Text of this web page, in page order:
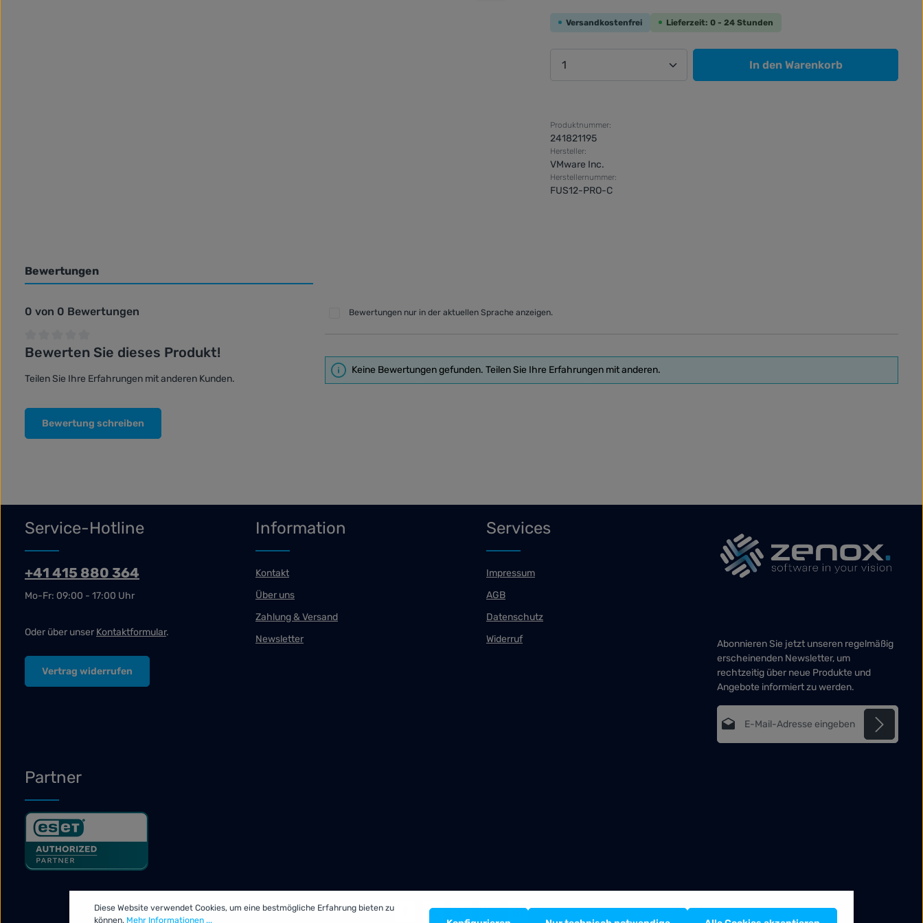
Versandkostenfrei Lieferzeit: 0 - 24 Stunden
Produkt Anzahl: Gib den gewünschten Wert
In den Warenkorb
Produktnummer:
241821195
Hersteller:
VMware Inc.
Herstellernummer:
FUS12-PRO-C
Bewertungen
0 von 0 Bewertungen
Durchschnittliche Bewertung von 0 von 5 Sternen
Bewerten Sie dieses Produkt!
Teilen Sie Ihre Erfahrungen mit anderen Kunden.
Bewertung schreiben
Bewertungen nur in der aktuellen Sprache anzeigen.
Keine Bewertungen gefunden. Teilen Sie Ihre Erfahrungen mit anderen.
Service-Hotline
+41 415 880 364
Mo-Fr: 09:00 - 17:00 Uhr
Oder über unser Kontaktformular.
Vertrag widerrufen
Information
Kontakt
Über uns
Zahlung & Versand
Newsletter
Services
Impressum
AGB
Datenschutz
Widerruf
Abonnieren Sie jetzt unseren regelmäßig
erscheinenden Newsletter, um
rechtzeitig über neue Produkte und
Angebote informiert zu werden.
E-Mail-Adresse*
Partner
Diese Website verwendet Cookies, um eine bestmögliche Erfahrung bieten zu
können. Mehr Informationen ...